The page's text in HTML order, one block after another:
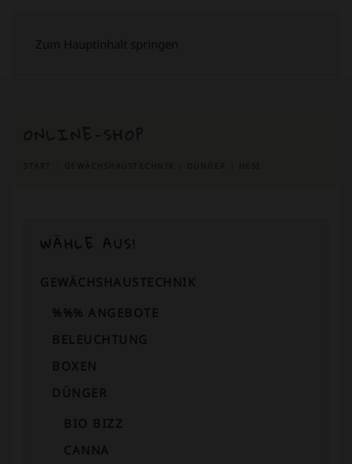
Zum Hauptinhalt springen
WÄHLE AUS!
GEWÄCHSHAUSTECHNIK
%%% ANGEBOTE
BELEUCHTUNG
BOXEN
DÜNGER
BIO BIZZ
CANNA